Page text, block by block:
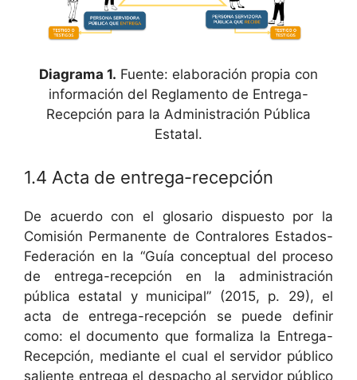
Diagrama 1. Fuente: elaboración propia con
información del Reglamento de Entrega-
Recepción para la Administración Pública
Estatal.
1.4 Acta de entrega-recepción
De acuerdo con el glosario dispuesto por la
Comisión Permanente de Contralores Estados-
Federación en la “Guía conceptual del proceso
de entrega-recepción en la administración
pública estatal y municipal” (2015, p. 29), el
acta de entrega-recepción se puede definir
como: el documento que formaliza la Entrega-
Recepción, mediante el cual el servidor público
saliente entrega el despacho al servidor público